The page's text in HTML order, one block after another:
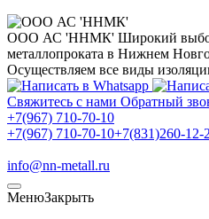
ООО АС 'ННМК' Широкий
металлопроката в Нижнем
Осуществляем все виды
Свяжитесь с нами Обратный
+7(967) 710-70-10
+7(967) 710-70-10+7(831)260-12-
info@nn-metall.ru
МенюЗакрыть